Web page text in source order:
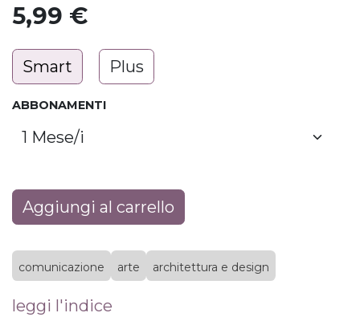
5,99 €
Smart Plus
ABBONAMENTI
Aggiungi al carrello
comunicazione arte architettura e design
leggi l'indice